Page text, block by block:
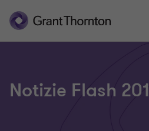
Notizie Flash